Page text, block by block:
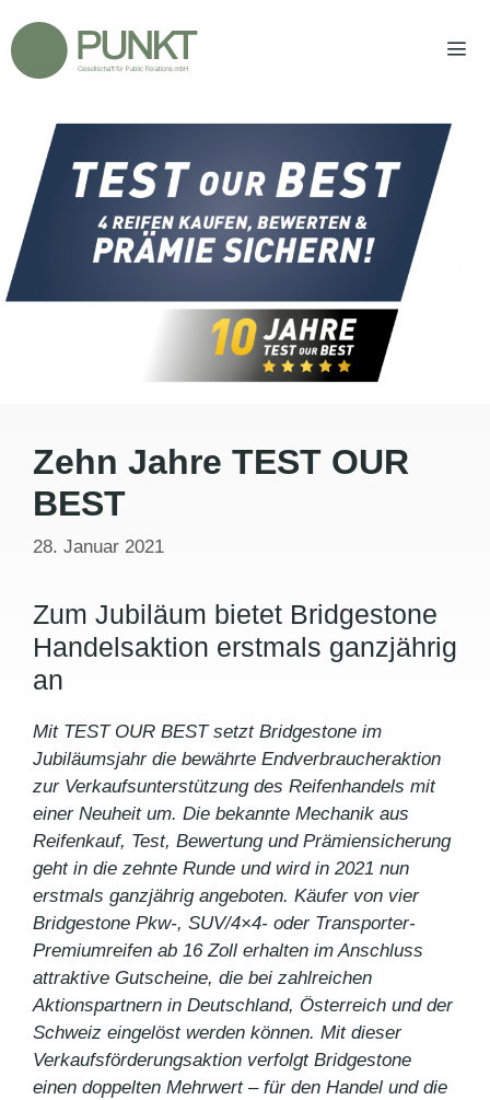
Inhalt
springen
Zehn Jahre TEST OUR
BEST
28. Januar 2021
Zum Jubiläum bietet Bridgestone
Handelsaktion erstmals ganzjährig
an
Mit TEST OUR BEST setzt Bridgestone im
Jubiläumsjahr die bewährte Endverbraucheraktion
zur Verkaufsunterstützung des Reifenhandels mit
einer Neuheit um. Die bekannte Mechanik aus
Reifenkauf, Test, Bewertung und Prämiensicherung
geht in die zehnte Runde und wird in 2021 nun
erstmals ganzjährig angeboten. Käufer von vier
Bridgestone Pkw-, SUV/4×4- oder Transporter-
Premiumreifen ab 16 Zoll erhalten im Anschluss
attraktive Gutscheine, die bei zahlreichen
Aktionspartnern in Deutschland, Österreich und der
Schweiz eingelöst werden können. Mit dieser
Verkaufsförderungsaktion verfolgt Bridgestone
einen doppelten Mehrwert – für den Handel und die